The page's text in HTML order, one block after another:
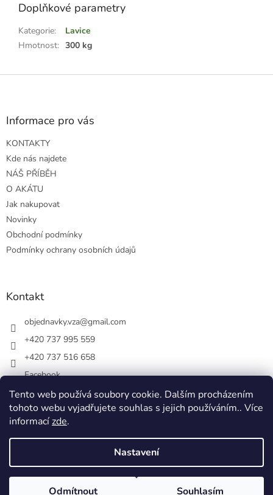
Tento web používá soubory cookie. Dalším procházením
tohoto webu vyjadřujete souhlas s jejich používáním.. Více
informacízde.
Nastavení
Odmítnout Souhlasím
Doplňkové parametry
Kategorie:
Lavice
Hmotnost: 300 kg
Z
Informace pro vás
KONTAKTY
Kde nás najdete
NÁŠ PŘÍBĚH
O AKÁTU
Jak nakupovat
Novinky
Obchodní podmínky
Podmínky ochrany osobních údajů
Kontakt
objednavky.vza@gmail.com
+420 737 995 559
+420 737 516 658
Facebook
vsezakatu/
+420 737 516 658
Vytvořil Shoptet
Copyright 2026Vše z akátu . Všechna práva vyhrazena.